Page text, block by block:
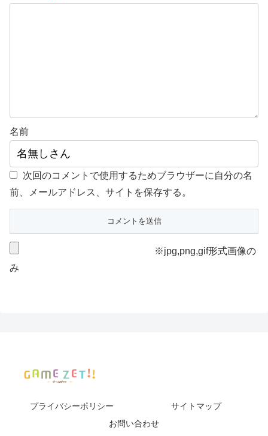
名前
次回のコメントで使用するためブラウザーに自分の名
前、メールアドレス、サイトを保存する。
※jpg,png,gif形式画像の
み
プライバシーポリシー
サイトマップ
お問い合わせ